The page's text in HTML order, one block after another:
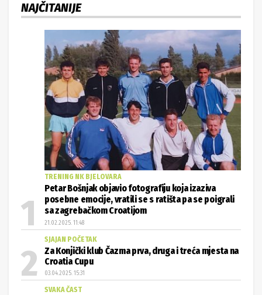
NAJČITANIJE
TRENING NK BJELOVARA
Petar Bošnjak objavio fotografiju koja izaziva
posebne emocije, vratili se s ratišta pa se poigrali
sa zagrebačkom Croatijom
21.02.2025. 11:48
SJAJAN POČETAK
Za Konjički klub Čazma prva, druga i treća mjesta na
Croatia Cupu
03.04.2025. 15:31
SVAKA ČAST